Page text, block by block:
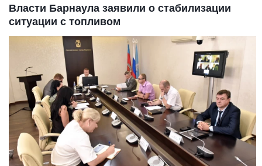
Власти Барнаула заявили о стабилизации
ситуации с топливом